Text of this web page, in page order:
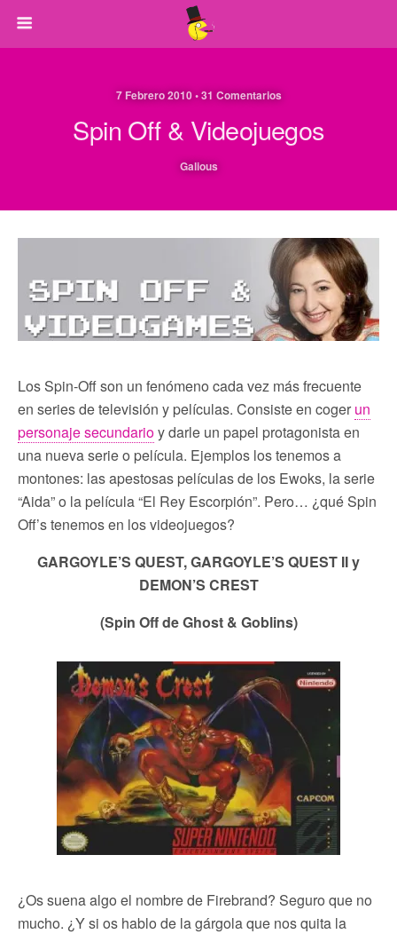
7 Febrero 2010 • 31 Comentarios
Spin Off & Videojuegos
Galious
Los Spin-Off son un fenómeno cada vez más frecuente
en series de televisión y películas. Consiste en coger un
personaje secundarioy darle un papel protagonista en
una nueva serie o película. Ejemplos los tenemos a
montones: las apestosas películas de los Ewoks, la serie
“Aida” o la película “El Rey Escorpión”. Pero… ¿qué Spin
Off’s tenemos en los videojuegos?
GARGOYLE’S QUEST, GARGOYLE’S QUEST II y
DEMON’S CREST
(Spin Off de Ghost & Goblins)
¿Os suena algo el nombre de Firebrand? Seguro que no
mucho. ¿Y si os hablo de la gárgola que nos quita la